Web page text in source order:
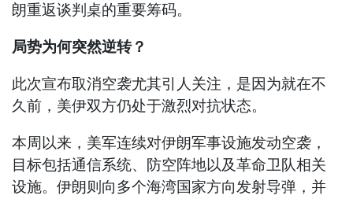
朗重返谈判桌的重要筹码。
局势为何突然逆转？
此次宣布取消空袭尤其引人关注，是因为就在不
久前，美伊双方仍处于激烈对抗状态。
本周以来，美军连续对伊朗军事设施发动空袭，
目标包括通信系统、防空阵地以及革命卫队相关
设施。伊朗则向多个海湾国家方向发射导弹，并